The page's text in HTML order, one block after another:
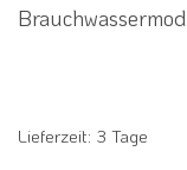
Lieferzeit: 3 Tage